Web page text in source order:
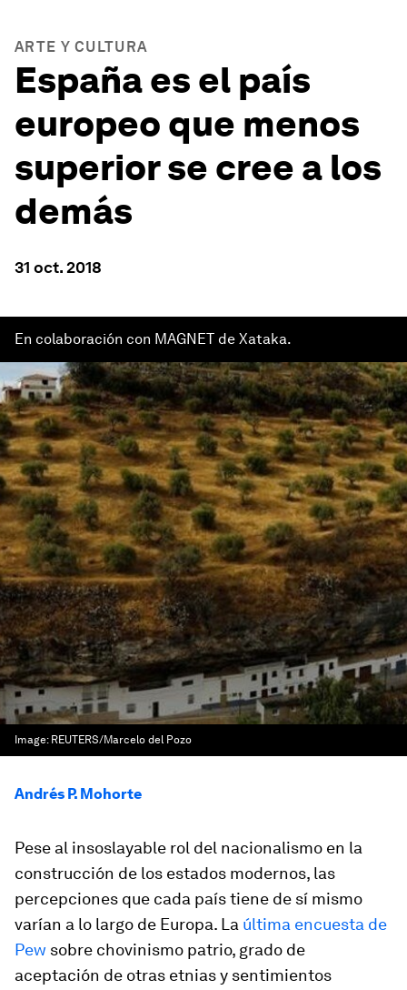
ARTE Y CULTURA
España es el país
europeo que menos
superior se cree a los
demás
31 oct. 2018
En colaboración con MAGNET de Xataka.
Image: REUTERS/Marcelo del Pozo
Andrés P. Mohorte
Pese al insoslayable rol del nacionalismo en la
construcción de los estados modernos, las
percepciones que cada país tiene de sí mismo
varían a lo largo de Europa. La última encuesta de
Pew sobre chovinismo patrio, grado de
aceptación de otras etnias y sentimientos